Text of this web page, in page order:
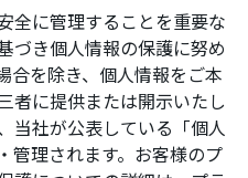
全に管理することを重要な
づき個人情報の保護に努め
合を除き、個人情報をご本
者に提供または開示いたし
当社が公表している「個人
管理されます。お客様のプ